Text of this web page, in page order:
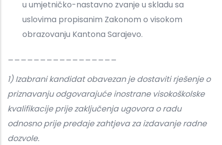
u umjetničko-nastavno zvanje u skladu sa
uslovima propisanim Zakonom o visokom
obrazovanju Kantona Sarajevo.
1) Izabrani kandidat obavezan je dostaviti rješenje o
priznavanju odgovarajuće inostrane visokoškolske
kvalifikacije prije zaključenja ugovora o radu
odnosno prije predaje zahtjeva za izdavanje radne
dozvole.